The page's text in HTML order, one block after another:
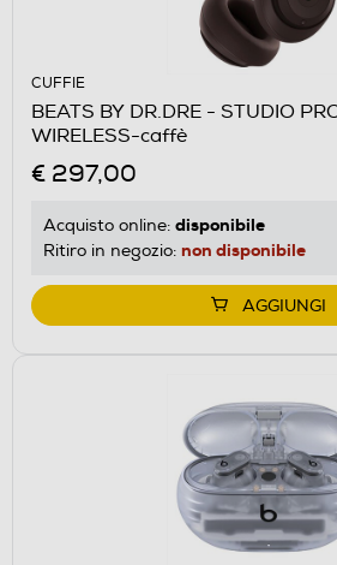
CUFFIE
BEATS BY DR.DRE - STUDIO
WIRELESS-caffè
€ 297,00
Acquisto online: disponibile
Ritiro in negozio: non disponibile
AGGIUNGI